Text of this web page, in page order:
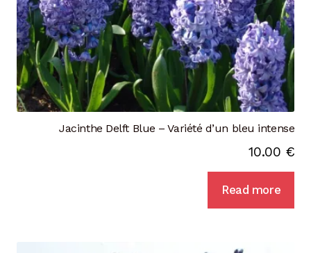
Jacinthe Delft Blue – Variété d’un bleu intense
10.00 €
Read more